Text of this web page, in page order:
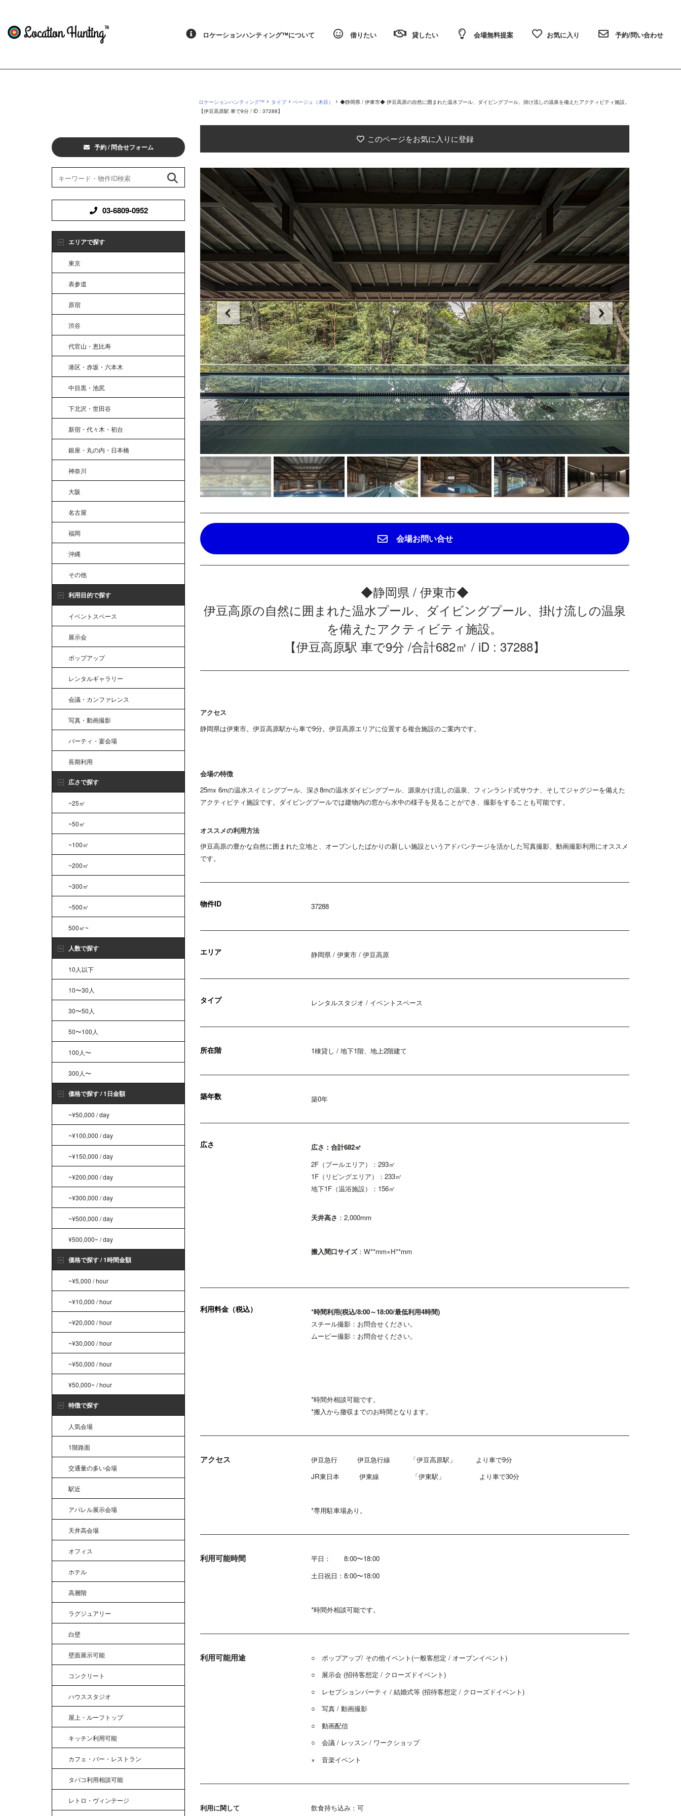
ロケーションハンティング™️について 借りたい 貸したい 会場無料提案 お気に入り 予約/問い合わせ
ロケーションハンティング™ › タイプ › ベージュ（木目） › ◆静岡県 / 伊東市◆ 伊豆高原の自然に囲まれた温水プール、ダイビングプール、掛け流しの温泉を備えたアクティビティ施設。
【伊豆高原駅 車で9分 / iD : 37288】
このページをお気に入りに登録
会場お問い合せ
◆静岡県 / 伊東市◆
伊豆高原の自然に囲まれた温水プール、ダイビングプール、掛け流しの温泉
を備えたアクティビティ施設。
【伊豆高原駅 車で9分 /合計682㎡ / iD : 37288】
アクセス
静岡県は伊東市。伊豆高原駅から車で9分。伊豆高原エリアに位置する複合施設のご案内です。
会場の特徴
25mx 6mの温水スイミングプール、深さ8mの温水ダイビングプール、源泉かけ流しの温泉、フィンランド式サウナ、そしてジャグジーを備えた
アクティビティ施設です。ダイビングプールでは建物内の窓から水中の様子を見ることができ、撮影をすることも可能です。
オススメの利用方法
伊豆高原の豊かな自然に囲まれた立地と、オープンしたばかりの新しい施設というアドバンテージを活かした写真撮影、動画撮影利用にオススメ
です。
物件ID 37288
エリア 静岡県 / 伊東市 / 伊豆高原
タイプ レンタルスタジオ / イベントスペース
所在階 1棟貸し / 地下1階、地上2階建て
築年数 築0年
広さ
広さ：合計682㎡
2F（プールエリア）：293㎡
1F（リビングエリア）：233㎡
地下1F（温浴施設）：156㎡
天井高さ ：2,000mm
搬入間口サイズ：W**mm×H**mm
利用料金（税込）
*時間利用(税込/8:00～18:00/最低利用4時間)
スチール撮影：お問合せください。
ムービー撮影：お問合せください。
*時間外相談可能です。
*搬入から撤収までのお時間となります。
アクセス
伊豆急行 伊豆急行線 「伊豆高原駅」 より車で9分
JR東日本 伊東線 「伊東駅」 より車で30分
*専用駐車場あり。
利用可能時間
平日： 8:00〜18:00
土日祝日：8:00〜18:00
*時間外相談可能です。
利用可能用途
○ ポップアップ/ その他イベント(一般客想定 / オープンイベント)
○ 展示会 (招待客想定 / クローズドイベント)
○ レセプションパーティ / 結婚式等 (招待客想定 / クローズドイベント)
○ 写真 / 動画撮影
○ 動画配信
○ 会議 / レッスン / ワークショップ
× 音楽イベント
利用に関して 飲食持ち込み：可
予約 / 問合せフォーム
03-6809-0952
エリアで探す
東京
表参道
原宿
渋谷
代官山・恵比寿
港区・赤坂・六本木
中目黒・池尻
下北沢・世田谷
新宿・代々木・初台
銀座・丸の内・日本橋
神奈川
大阪
名古屋
福岡
沖縄
その他
利用目的で探す
イベントスペース
展示会
ポップアップ
レンタルギャラリー
会議・カンファレンス
写真・動画撮影
パーティ・宴会場
長期利用
広さで探す
~25㎡
~50㎡
~100㎡
~200㎡
~300㎡
~500㎡
500㎡~
人数で探す
10人以下
10〜30人
30〜50人
50〜100人
100人〜
300人〜
価格で探す / 1日金額
~¥50,000 / day
~¥100,000 / day
~¥150,000 / day
~¥200,000 / day
~¥300,000 / day
~¥500,000 / day
¥500,000~ / day
価格で探す / 1時間金額
~¥5,000 / hour
~¥10,000 / hour
~¥20,000 / hour
~¥30,000 / hour
~¥50,000 / hour
¥50,000~ / hour
特徴で探す
人気会場
1階路面
交通量の多い会場
駅近
アパレル展示会場
天井高会場
オフィス
ホテル
高層階
ラグジュアリー
白壁
壁面展示可能
コンクリート
ハウススタジオ
屋上・ルーフトップ
キッチン利用可能
カフェ・バー・レストラン
タバコ利用相談可能
レトロ・ヴィンテージ